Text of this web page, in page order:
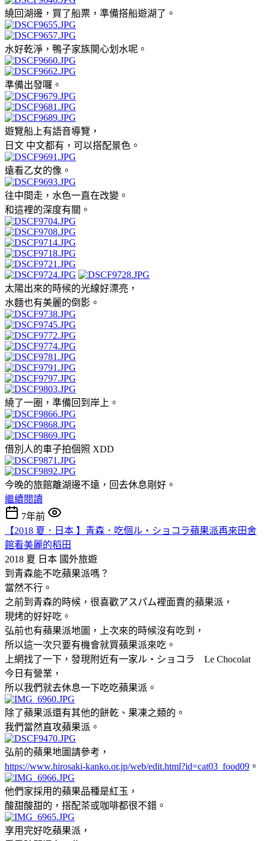
繞回湖邊，買了船票，準備搭船遊湖了。
水好乾淨，鴨子家族開心划水呢。
準備出發囉。
遊覽船上有語音導覽，
日文 中文都有，可以搭配景色。
遠看乙女的像。
往中間走，水色一直在改變。
和這裡的深度有關。
太陽出來的時候的光線好漂亮，
水麵也有美麗的倒影。
繞了一圈，準備回到岸上。
借別人的車子拍個照 XDD
今晚的旅館離湖邊不遠，回去休息剛好。
繼續閱讀
7年前
【2018 夏．日本 】青森．吃個ル・ショコラ蘋果派再來田舍
館看美麗的稻田
2018 夏 日本 國外旅遊
到青森能不吃蘋果派嗎？
當然不行。
之前到青森的時候，很喜歡アスパム裡面賣的蘋果派，
現烤的好好吃。
弘前也有蘋果派地圖，上次來的時候沒有吃到，
所以這一次只要有機會就買蘋果派來吃。
上網找了一下，發現附近有一家ル・ショコラ Le Chocolat
今日有營業，
所以我們就去休息一下吃吃蘋果派。
除了蘋果派還有其他的餅乾、果凍之類的。
我們當然直攻蘋果派。
弘前的蘋果地圖請參考，
https://www.hirosaki-kanko.or.jp/web/edit.html?id=cat03_food09 。
他們家採用的蘋果品種是紅玉，
酸甜酸甜的，搭配茶或咖啡都很不錯。
享用完好吃蘋果派，